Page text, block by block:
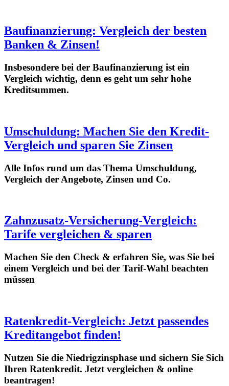
Baufinanzierung: Vergleich der besten
Banken & Zinsen!
Insbesondere bei der Baufinanzierung ist ein
Vergleich wichtig, denn es geht um sehr hohe
Kreditsummen.
Umschuldung: Machen Sie den Kredit-
Vergleich und sparen Sie Zinsen
Alle Infos rund um das Thema Umschuldung,
Vergleich der Angebote, Zinsen und Co.
Zahnzusatz-Versicherung-Vergleich:
Tarife vergleichen & sparen
Machen Sie den Check & erfahren Sie, was Sie bei
einem Vergleich und bei der Tarif-Wahl beachten
müssen
Ratenkredit-Vergleich: Jetzt passendes
Kreditangebot finden!
Nutzen Sie die Niedrigzinsphase und sichern Sie Sich
Ihren Ratenkredit. Jetzt vergleichen & online
beantragen!